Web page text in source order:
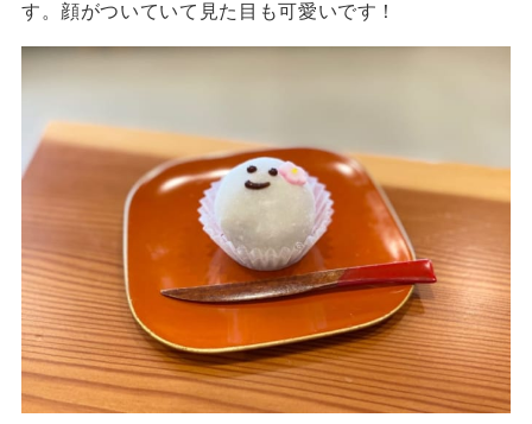
す。顔がついていて見た目も可愛いです！